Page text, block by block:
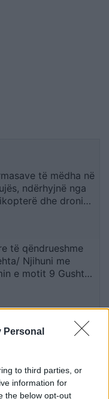
Personal
to third parties, or
information for
the below opt-out
të mëdha në
ndërhyjnë nga
dhe droni
të qëndrueshme
Njihuni me
e motit 9 Gusht
përgatit ofertën prej
eurosh për Rodrin
9 Gusht 2026/